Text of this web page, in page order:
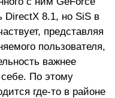
DirectX 8.1, но SiS в
представляя
пользователя,
важнее
По этому
где-то в районе